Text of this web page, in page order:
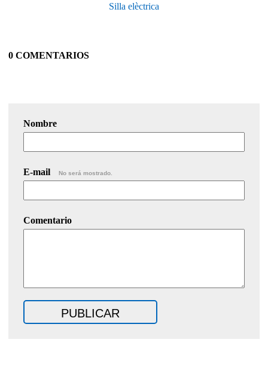
Silla elèctrica
0 COMENTARIOS
Nombre
E-mail No será mostrado.
Comentario